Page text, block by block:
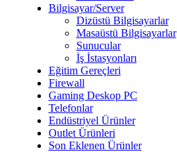
Bilgisayar/Server
Dizüstü Bilgisayarlar
Masaüstü Bilgisayarlar
Sunucular
İş İstasyonları
Eğitim Gereçleri
Firewall
Gaming Deskop PC
Telefonlar
Endüstriyel Ürünler
Outlet Ürünleri
Son Eklenen Ürünler